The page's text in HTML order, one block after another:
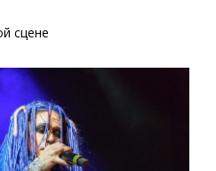
сцене